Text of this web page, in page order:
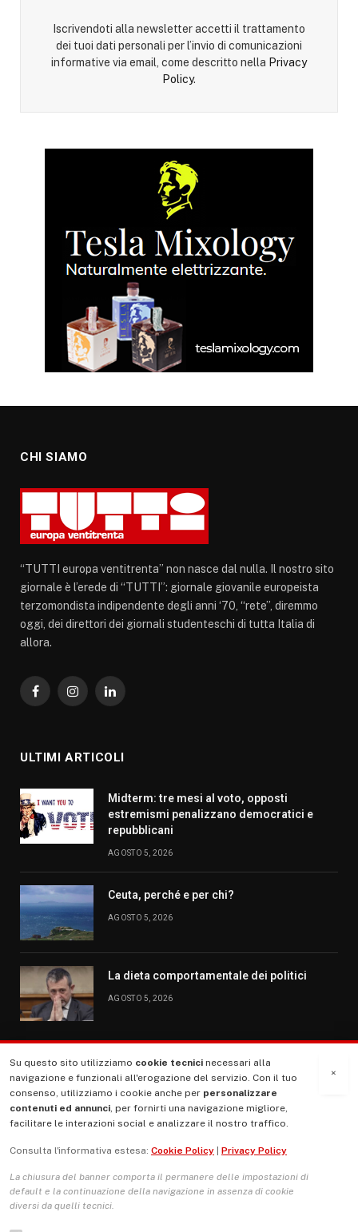
Iscrivendoti alla newsletter accetti il trattamento
dei tuoi dati personali per l’invio di comunicazioni
informative via email, come descritto nella Privacy
Policy.
CHI SIAMO
“TUTTI europa ventitrenta” non nasce dal nulla. Il nostro sito
giornale è l’erede di “TUTTI”: giornale giovanile europeista
terzomondista indipendente degli anni ‘70, “rete”, diremmo
oggi, dei direttori dei giornali studenteschi di tutta Italia di
allora.
FacebookInstagramLinkedIn
ULTIMI ARTICOLI
Midterm: tre mesi al voto, opposti
estremismi penalizzano democratici e
repubblicani
AGOSTO 5, 2026
Ceuta, perché e per chi?
AGOSTO 5, 2026
La dieta comportamentale dei politici
AGOSTO 5, 2026
MENU
La Nostra Storia
Le Copertine
L’Associazione
×
Su questo sito utilizziamo cookie tecnici necessari alla
navigazione e funzionali all'erogazione del servizio. Con il tuo
consenso, utilizziamo i cookie anche per personalizzare
contenuti ed annunci, per fornirti una navigazione migliore,
facilitare le interazioni social e analizzare il nostro traffico.
Consulta l'informativa estesa: Cookie Policy Privacy Policy
La chiusura del banner comporta il permanere delle impostazioni di
default e la continuazione della navigazione in assenza di cookie
diversi da quelli tecnici.